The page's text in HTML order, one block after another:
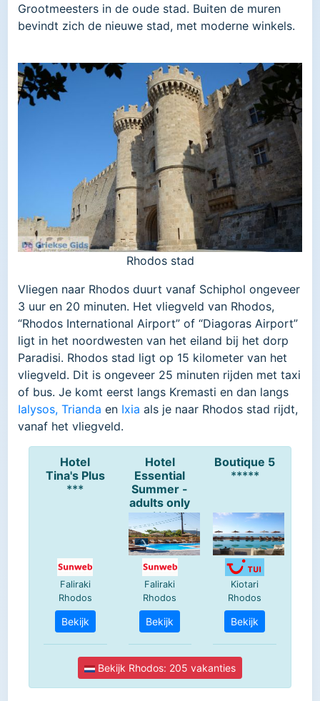
Grootmeesters in de oude stad. Buiten de muren
bevindt zich de nieuwe stad, met moderne winkels.
Rhodos stad
Vliegen naar Rhodos duurt vanaf Schiphol ongeveer
3 uur en 20 minuten. Het vliegveld van Rhodos,
“Rhodos International Airport” of “Diagoras Airport”
ligt in het noordwesten van het eiland bij het dorp
Paradisi. Rhodos stad ligt op 15 kilometer van het
vliegveld. Dit is ongeveer 25 minuten rijden met taxi
of bus. Je komt eerst langs Kremasti en dan langs
Ialysos, Trianda en Ixia als je naar Rhodos stad rijdt,
vanaf het vliegveld.